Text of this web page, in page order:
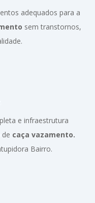
adequados para a
sem transtornos,
e infraestrutura
caça vazamento.
Bairro.